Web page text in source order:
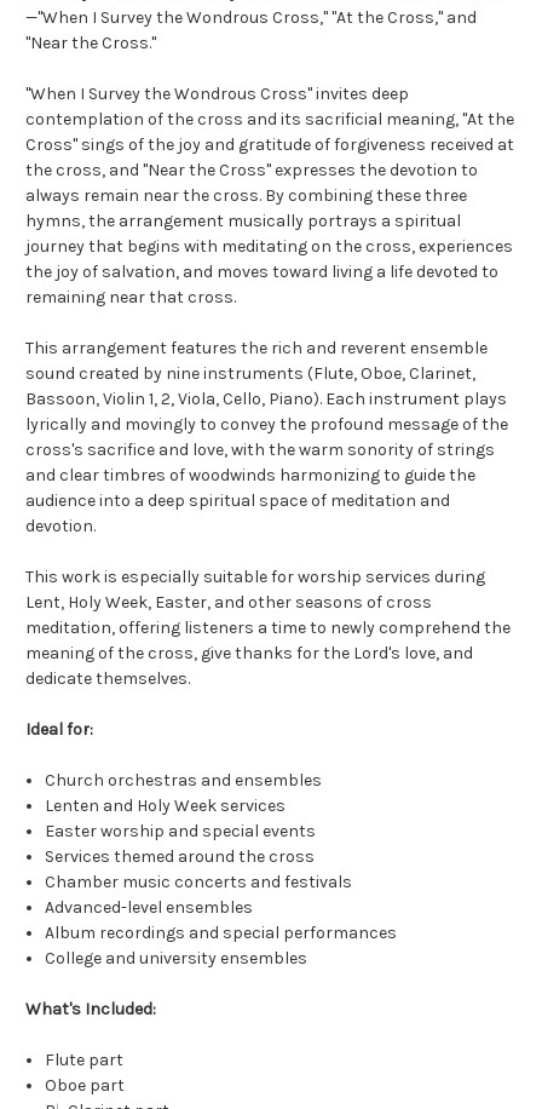
—"When I Survey the Wondrous Cross," "At the Cross," and
"Near the Cross."
"When I Survey the Wondrous Cross" invites deep
contemplation of the cross and its sacrificial meaning, "At the
Cross" sings of the joy and gratitude of forgiveness received at
the cross, and "Near the Cross" expresses the devotion to
always remain near the cross. By combining these three
hymns, the arrangement musically portrays a spiritual
journey that begins with meditating on the cross, experiences
the joy of salvation, and moves toward living a life devoted to
remaining near that cross.
This arrangement features the rich and reverent ensemble
sound created by nine instruments (Flute, Oboe, Clarinet,
Bassoon, Violin 1, 2, Viola, Cello, Piano). Each instrument plays
lyrically and movingly to convey the profound message of the
cross's sacrifice and love, with the warm sonority of strings
and clear timbres of woodwinds harmonizing to guide the
audience into a deep spiritual space of meditation and
devotion.
This work is especially suitable for worship services during
Lent, Holy Week, Easter, and other seasons of cross
meditation, offering listeners a time to newly comprehend the
meaning of the cross, give thanks for the Lord's love, and
dedicate themselves.
Ideal for:
Church orchestras and ensembles
Lenten and Holy Week services
Easter worship and special events
Services themed around the cross
Chamber music concerts and festivals
Advanced-level ensembles
Album recordings and special performances
College and university ensembles
What's Included:
Flute part
Oboe part